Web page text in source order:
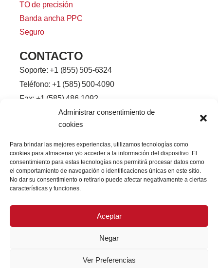
Administrar consentimiento de
cookies
Para brindar las mejores experiencias, utilizamos tecnologías como
cookies para almacenar y/o acceder a la información del dispositivo. El
consentimiento para estas tecnologías nos permitirá procesar datos como
el comportamiento de navegación o identificaciones únicas en este sitio.
No dar su consentimiento o retirarlo puede afectar negativamente a ciertas
características y funciones.
Aceptar
Negar
Ver Preferencias
TO de precisión
Banda ancha PPC
Seguro
CONTACTO
Soporte: +1 (855) 505-6324
Teléfono: +1 (585) 500-4090
Fax: +1 (585) 486-1092
Línea de la ciudad de Brighton-
Henrietta, 2245
Rochester, Nueva York 14623
f
a
c
e
b
o
L
n
k
e
d
G
o
r
j
e
o
Y
u
T
u